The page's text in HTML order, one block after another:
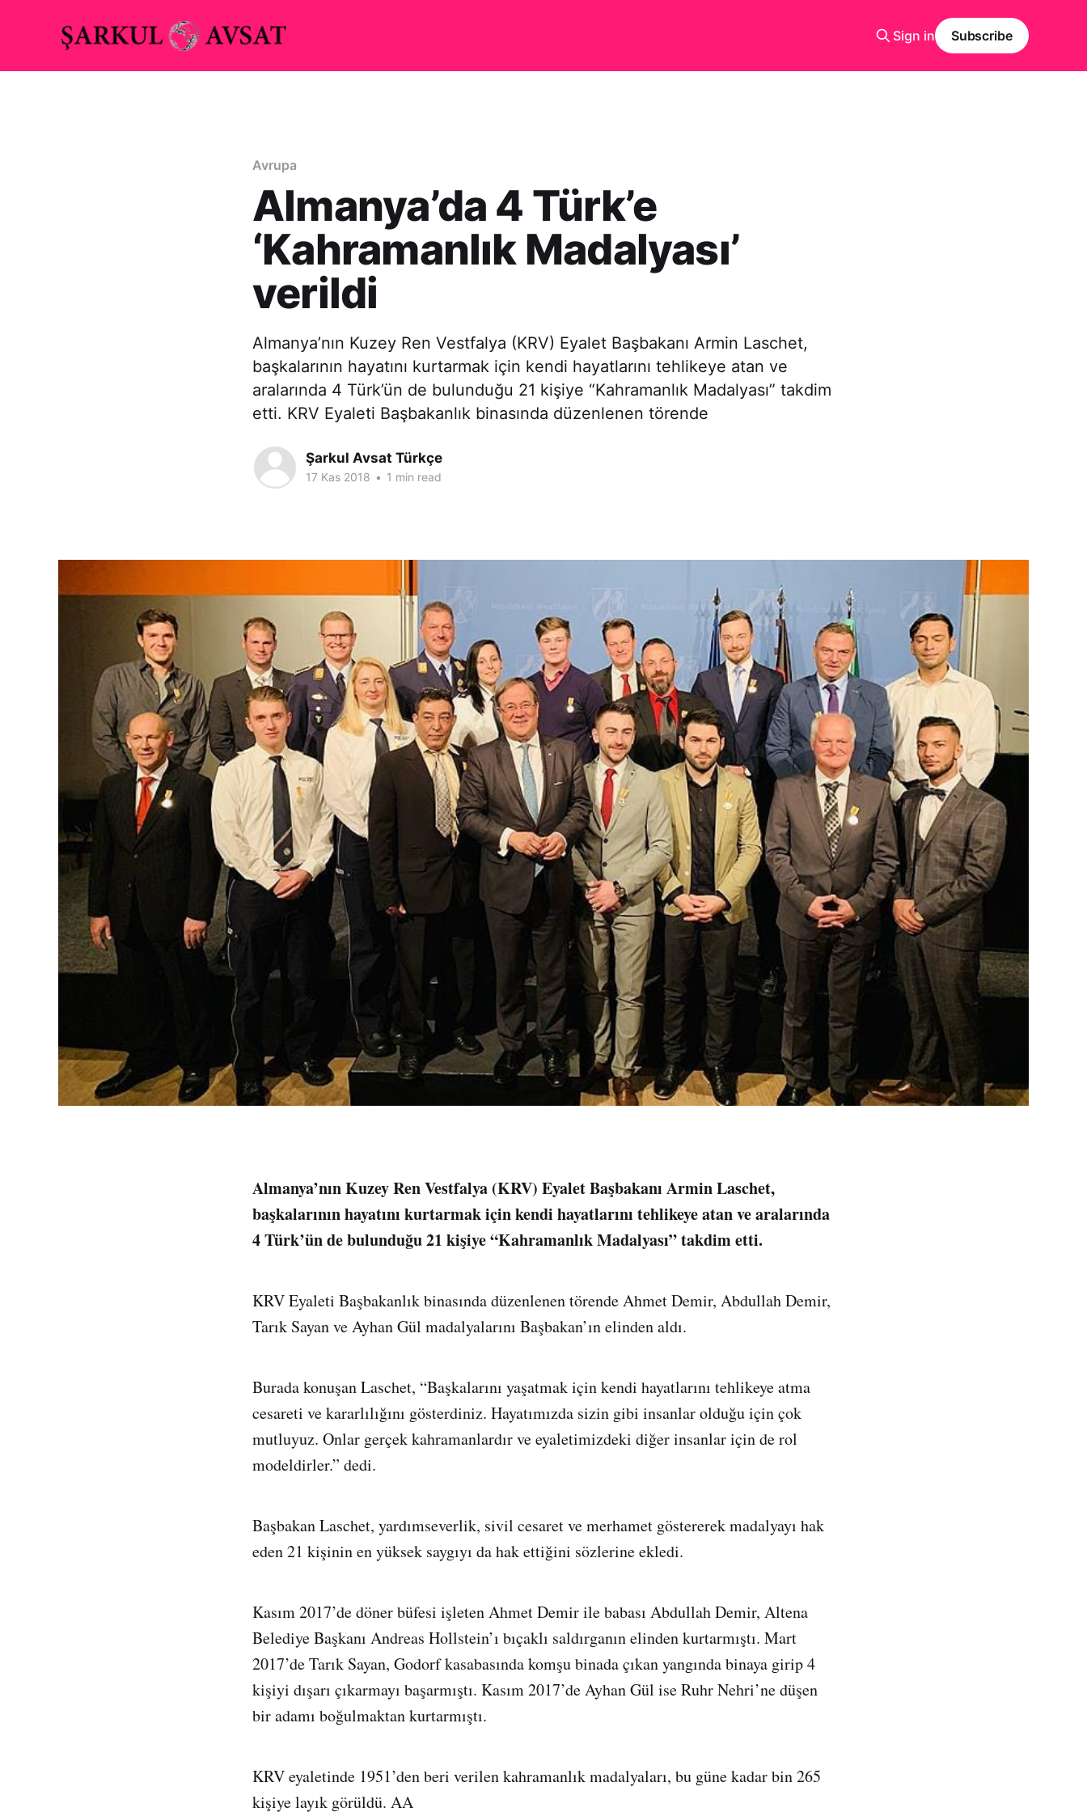
Sign in Subscribe
Avrupa
Almanya’da 4 Türk’e
‘Kahramanlık Madalyası’
verildi
Almanya’nın Kuzey Ren Vestfalya (KRV) Eyalet Başbakanı Armin Laschet,
başkalarının hayatını kurtarmak için kendi hayatlarını tehlikeye atan ve
aralarında 4 Türk’ün de bulunduğu 21 kişiye “Kahramanlık Madalyası” takdim
etti. KRV Eyaleti Başbakanlık binasında düzenlenen törende
Şarkul Avsat Türkçe
17 Kas 2018 • 1 min read
Almanya’nın Kuzey Ren Vestfalya (KRV) Eyalet Başbakanı Armin Laschet,
başkalarının hayatını kurtarmak için kendi hayatlarını tehlikeye atan ve aralarında
4 Türk’ün de bulunduğu 21 kişiye “Kahramanlık Madalyası” takdim etti.
KRV Eyaleti Başbakanlık binasında düzenlenen törende Ahmet Demir, Abdullah Demir,
Tarık Sayan ve Ayhan Gül madalyalarını Başbakan’ın elinden aldı.
Burada konuşan Laschet, “Başkalarını yaşatmak için kendi hayatlarını tehlikeye atma
cesareti ve kararlılığını gösterdiniz. Hayatımızda sizin gibi insanlar olduğu için çok
mutluyuz. Onlar gerçek kahramanlardır ve eyaletimizdeki diğer insanlar için de rol
modeldirler.” dedi.
Başbakan Laschet, yardımseverlik, sivil cesaret ve merhamet göstererek madalyayı hak
eden 21 kişinin en yüksek saygıyı da hak ettiğini sözlerine ekledi.
Kasım 2017’de döner büfesi işleten Ahmet Demir ile babası Abdullah Demir, Altena
Belediye Başkanı Andreas Hollstein’ı bıçaklı saldırganın elinden kurtarmıştı. Mart
2017’de Tarık Sayan, Godorf kasabasında komşu binada çıkan yangında binaya girip 4
kişiyi dışarı çıkarmayı başarmıştı. Kasım 2017’de Ayhan Gül ise Ruhr Nehri’ne düşen
bir adamı boğulmaktan kurtarmıştı.
KRV eyaletinde 1951’den beri verilen kahramanlık madalyaları, bu güne kadar bin 265
kişiye layık görüldü. AA